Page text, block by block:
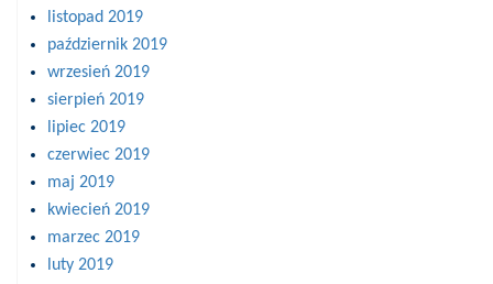
listopad 2019
październik 2019
wrzesień 2019
sierpień 2019
lipiec 2019
czerwiec 2019
maj 2019
kwiecień 2019
marzec 2019
luty 2019